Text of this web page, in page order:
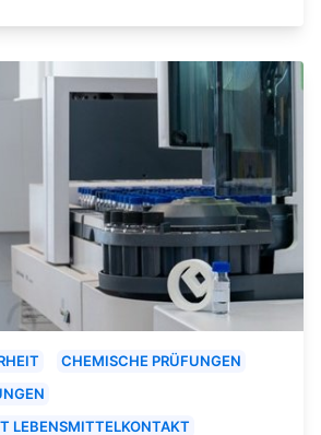
CHEMISCHE PRÜFUNGEN
LEBENSMITTELKONTAKT